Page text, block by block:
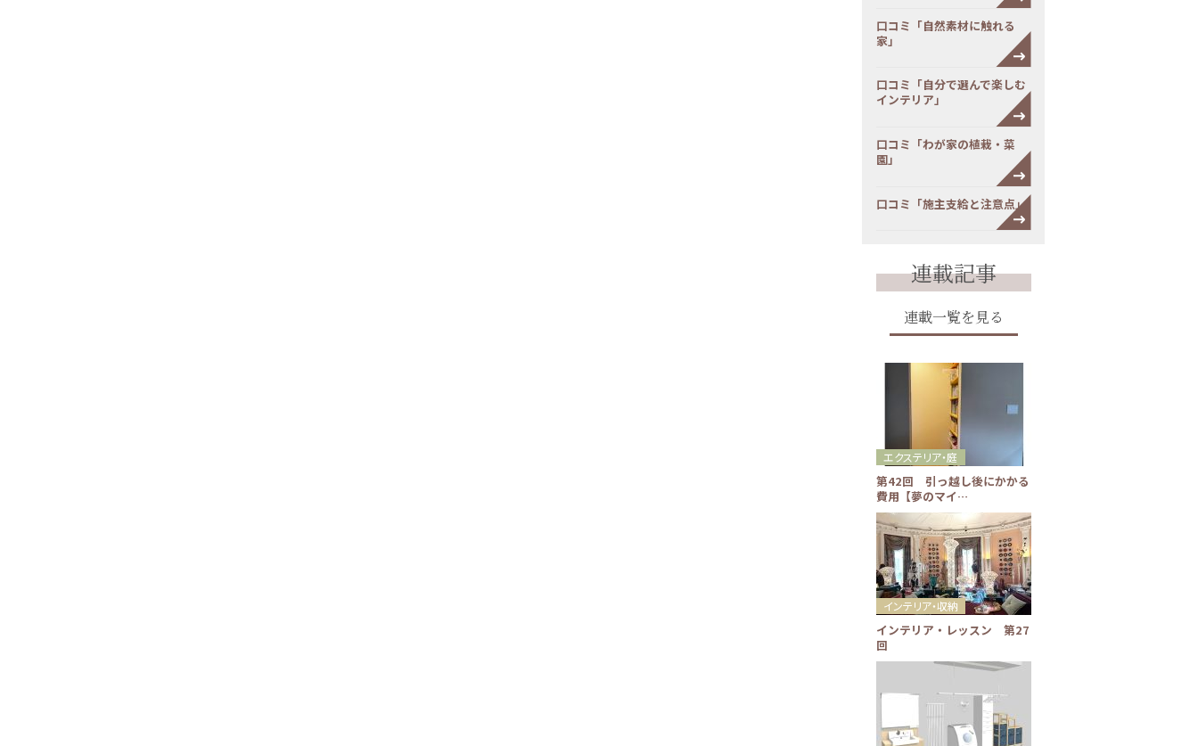
口コミ「自然素材に触れる
家」
口コミ「自分で選んで楽しむ
インテリア」
口コミ「わが家の植栽・菜
園」
口コミ「施主支給と注意点」
連載記事
連載一覧を見る
第42回 引っ越し後にかかる
費用【夢のマイ…
エクステリア・庭
インテリア・レッスン 第27
回
インテリア・収納